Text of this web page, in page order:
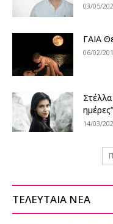
03/05/
ΓΑΙΑ
06/02/
ημέρες”
14/03/
ΤΕΛΕΥΤΑΙΑ ΝΕΑ